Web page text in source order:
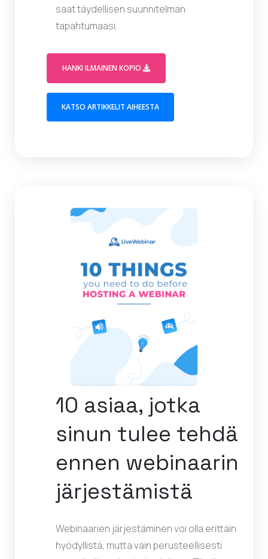
saat täydellisen suunnitelman
tapahtumaasi.
HANKI ILMAINEN KOPIO
KATSO ARTIKKELIT AIHEESTA
10 asiaa, jotka
sinun tulee tehdä
ennen webinaarin
järjestämistä
Webinaarien järjestäminen voi olla erittäin
hyödyllistä, mutta vain perusteellisesti